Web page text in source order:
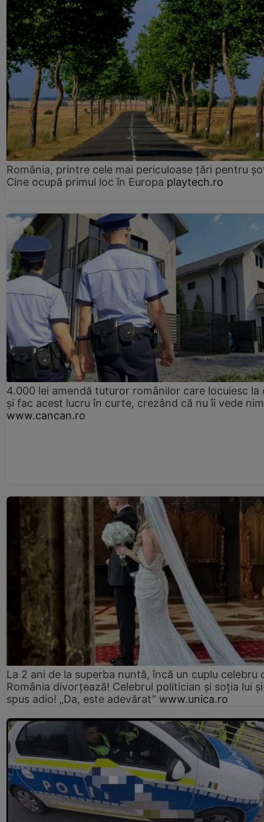
România, printre cele mai periculoase țări pentru
Cine ocupă primul loc în Europa playtech.ro
4.000 lei amendă tuturor românilor care locuiesc la
și fac acest lucru în curte, crezând că nu îi vede
www.cancan.ro
La 2 ani de la superba nuntă, încă un cuplu celebru
România divorțează! Celebrul politician și soția lui
spus adio! „Da, este adevărat” www.unica.ro